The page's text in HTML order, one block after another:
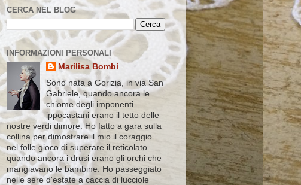
CERCA NEL BLOG
INFORMAZIONI PERSONALI
Marilisa Bombi
Sono nata a Gorizia, in via San
Gabriele, quando ancora le
chiome degli imponenti
ippocastani erano il tetto delle
nostre verdi dimore. Ho fatto a gara sulla
collina per dimostrare il mio il coraggio
nel folle gioco di superare il reticolato
quando ancora i drusi erano gli orchi che
mangiavano le bambine. Ho passeggiato
nelle sere d'estate a caccia di lucciole